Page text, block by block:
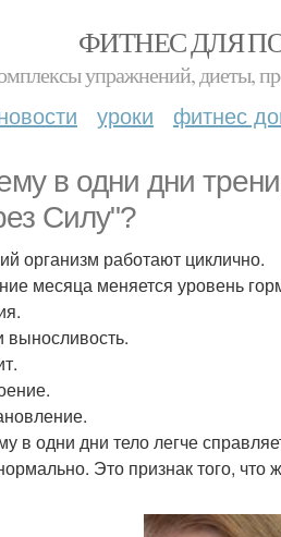
ФИТНЕС ДЛЯ
упражнений, диеты,
уроки фитнес
в одни дни
Силу"?
организм работают циклично.
месяца меняется уровень
выносливость.
в одни дни тело легче
Это признак того,